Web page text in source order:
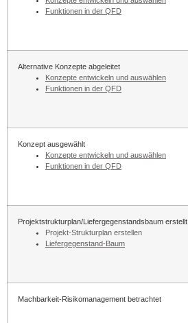
Funktionen in der QFD
Alternative Konzepte abgeleitet
Konzepte entwickeln und auswählen
Funktionen in der QFD
Konzept ausgewählt
Konzepte entwickeln und auswählen
Funktionen in der QFD
Projektstrukturplan/Liefergegenstandsbaum erstellt
Projekt-Strukturplan erstellen
Liefergegenstand-Baum
Machbarkeit-Risikomanagement betrachtet